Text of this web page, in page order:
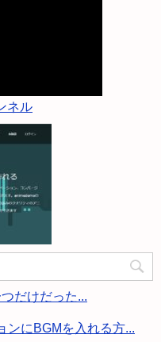
ネル
だけだった...
ンにBGMを入れる方...